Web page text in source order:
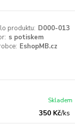
produktu: D000-013
s potiskem
EshopMB.cz
350 Kč/ks
Skladem